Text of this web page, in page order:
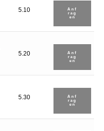
5.10
Anf
Rag
En
5.20
Anf
Rag
En
5.30
Anf
Rag
En